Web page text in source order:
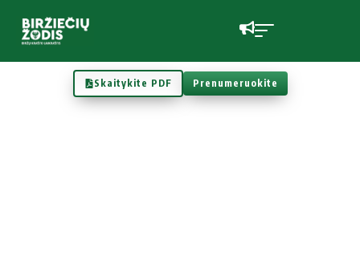
Skaitykite PDF Prenumeruokite